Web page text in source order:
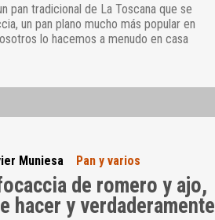
pan tradicional de La Toscana que se
un pan plano mucho más popular en
lo hacemos a menudo en casa
Muniesa Pan y varios
de romero y ajo,
hacer y verdaderamente